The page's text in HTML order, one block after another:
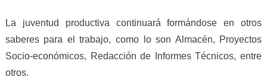
La juventud productiva continuará formándose en otros
saberes para el trabajo, como lo son Almacén, Proyectos
Socio-económicos, Redacción de Informes Técnicos, entre
otros.